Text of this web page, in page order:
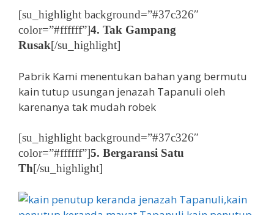
[su_highlight background=”#37c326″
color=”#ffffff”]4. Tak Gampang
Rusak[/su_highlight]
Pabrik Kami menentukan bahan yang bermutu
kain tutup usungan jenazah Tapanuli oleh
karenanya tak mudah robek
[su_highlight background=”#37c326″
color=”#ffffff”]5. Bergaransi Satu
Th[/su_highlight]